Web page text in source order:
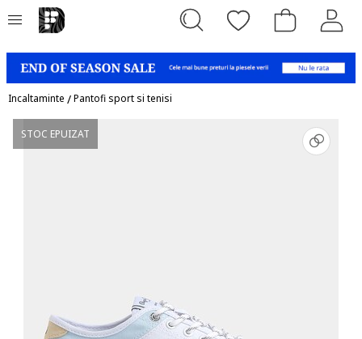
Incaltaminte /Pantofi sport si tenisi
STOC EPUIZAT